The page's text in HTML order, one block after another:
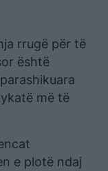
rrugë për të
është
më të
e plotë ndaj